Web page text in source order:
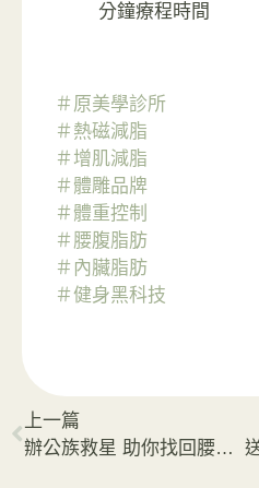
分鐘療程時間
＃原美學診所
＃熱磁減脂
＃增肌減脂
＃體雕品牌
＃體重控制
＃腰腹脂肪
＃內臟脂肪
＃健身黑科技
上一篇
辦公族救星 助你找回腰腹線條